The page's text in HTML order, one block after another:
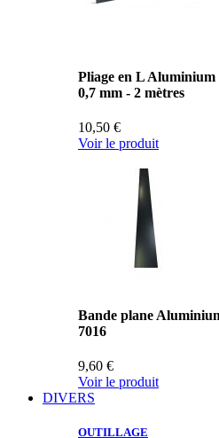
Pliage en L
0,7 mm - 2 mètres
10,50 €
Voir le produit
Bande plane
7016
9,60 €
Voir le produit
DIVERS
OUTILLAGE